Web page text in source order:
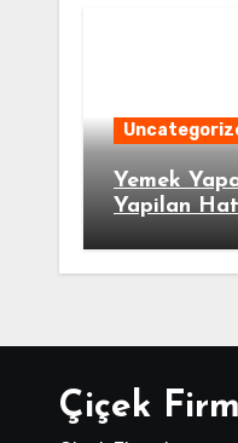
Yemek
Yapilan
Çiçek